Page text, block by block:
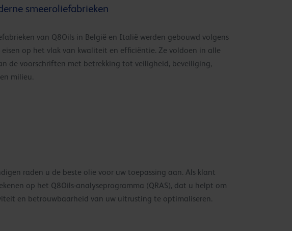
smeeroliefabrieken
van Q8Oils in België en Italië werden gebouwd volgens
eisen op het vlak van kwaliteit en efficiëntie. Ze voldoen in alle
de voorschriften met betrekking tot veiligheid, beveiliging,
milieu.
raden u de beste olie voor uw toepassing aan. Als klant
op het Q8Oils-analyseprogramma (QRAS), dat u helpt om
en betrouwbaarheid van uw uitrusting te optimaliseren.